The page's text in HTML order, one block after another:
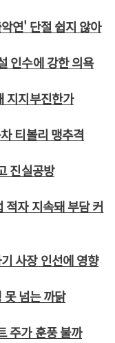
연' 단절 쉽지 않아
인수에 강한 의욕
지지부진한가
티볼리 맹추격
진실공방
자 지속돼 부담 커
사장 인선에 영향
넘는 까닭
주가 훈풍 불까